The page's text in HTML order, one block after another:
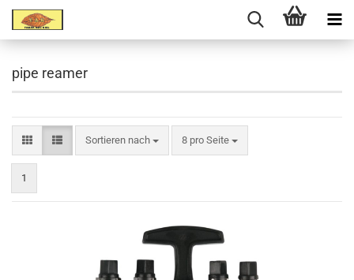
pipe reamer
Sortieren nach 8 pro Seite
1